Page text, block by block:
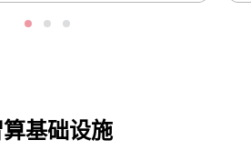
基础设施